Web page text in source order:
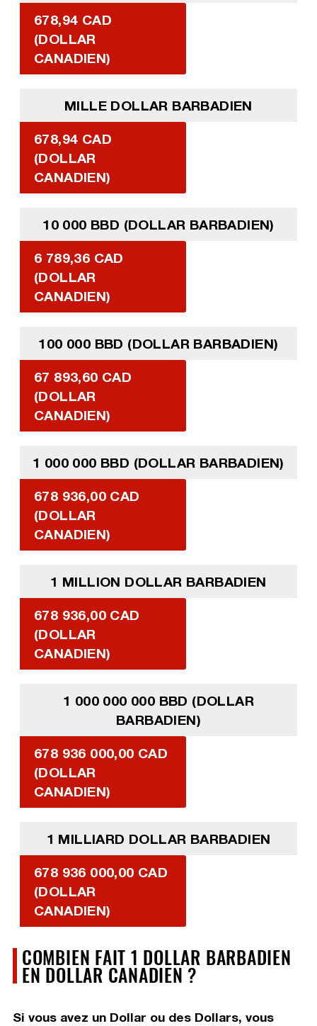
678,94 CAD
(DOLLAR
CANADIEN)
MILLE DOLLAR BARBADIEN
678,94 CAD
(DOLLAR
CANADIEN)
10 000 BBD (DOLLAR BARBADIEN)
6 789,36 CAD
(DOLLAR
CANADIEN)
100 000 BBD (DOLLAR BARBADIEN)
67 893,60 CAD
(DOLLAR
CANADIEN)
1 000 000 BBD (DOLLAR BARBADIEN)
678 936,00 CAD
(DOLLAR
CANADIEN)
1 MILLION DOLLAR BARBADIEN
678 936,00 CAD
(DOLLAR
CANADIEN)
1 000 000 000 BBD (DOLLAR
BARBADIEN)
678 936 000,00 CAD
(DOLLAR
CANADIEN)
1 MILLIARD DOLLAR BARBADIEN
678 936 000,00 CAD
(DOLLAR
CANADIEN)
COMBIEN FAIT 1 DOLLAR BARBADIEN
EN DOLLAR CANADIEN ?
Si vous avez un Dollar ou des Dollars, vous